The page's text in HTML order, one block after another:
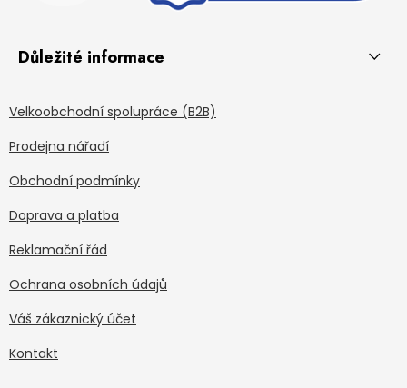
Důležité informace
Velkoobchodní spolupráce (B2B)
Prodejna nářadí
Obchodní podmínky
Doprava a platba
Reklamační řád
Ochrana osobních údajů
Váš zákaznický účet
Kontakt